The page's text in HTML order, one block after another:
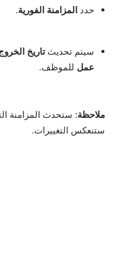
حدد المزامنة الفورية.
سيتم تحديثتاريخ
عمل للموظف.
ملاحظة
ستنعكس التغييرات.